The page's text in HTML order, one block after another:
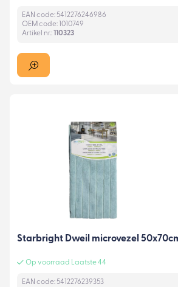
EAN code: 5412276246986
OEM code: 1010749
Artikel nr.:110323
Starbright Dweil microvezel
Op voorraad Laatste 44
EAN code: 5412276239353